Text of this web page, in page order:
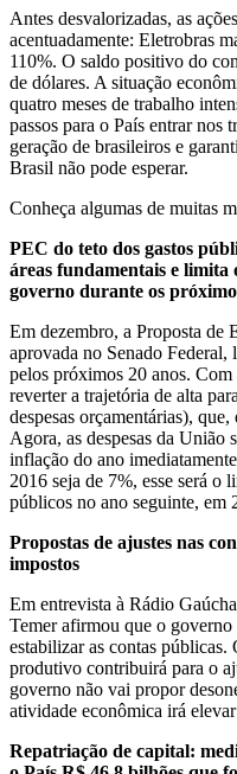
o
Brasil
Antes desvalorizadas, as
acentuadamente: Eletrobras
110%. O saldo positivo do
de dólares. A situação
quatro meses de trabalho
passos para o País entrar nos
geração de brasileiros e
Brasil não pode esperar.
Conheça algumas de muitas
PEC do teto dos gastos
áreas fundamentais e limita
governo durante os
Em dezembro, a Proposta de
aprovada no Senado
pelos próximos 20 anos.
reverter a trajetória de alta
despesas orçamentárias),
Agora, as despesas da União
inflação do ano
2016 seja de 7%, esse será o
públicos no ano seguinte, em
Propostas de ajustes nas
impostos
Em entrevista à Rádio
Temer afirmou que o governo
estabilizar as contas
produtivo contribuirá para o
governo não vai propor
atividade econômica irá
Repatriação de capital: